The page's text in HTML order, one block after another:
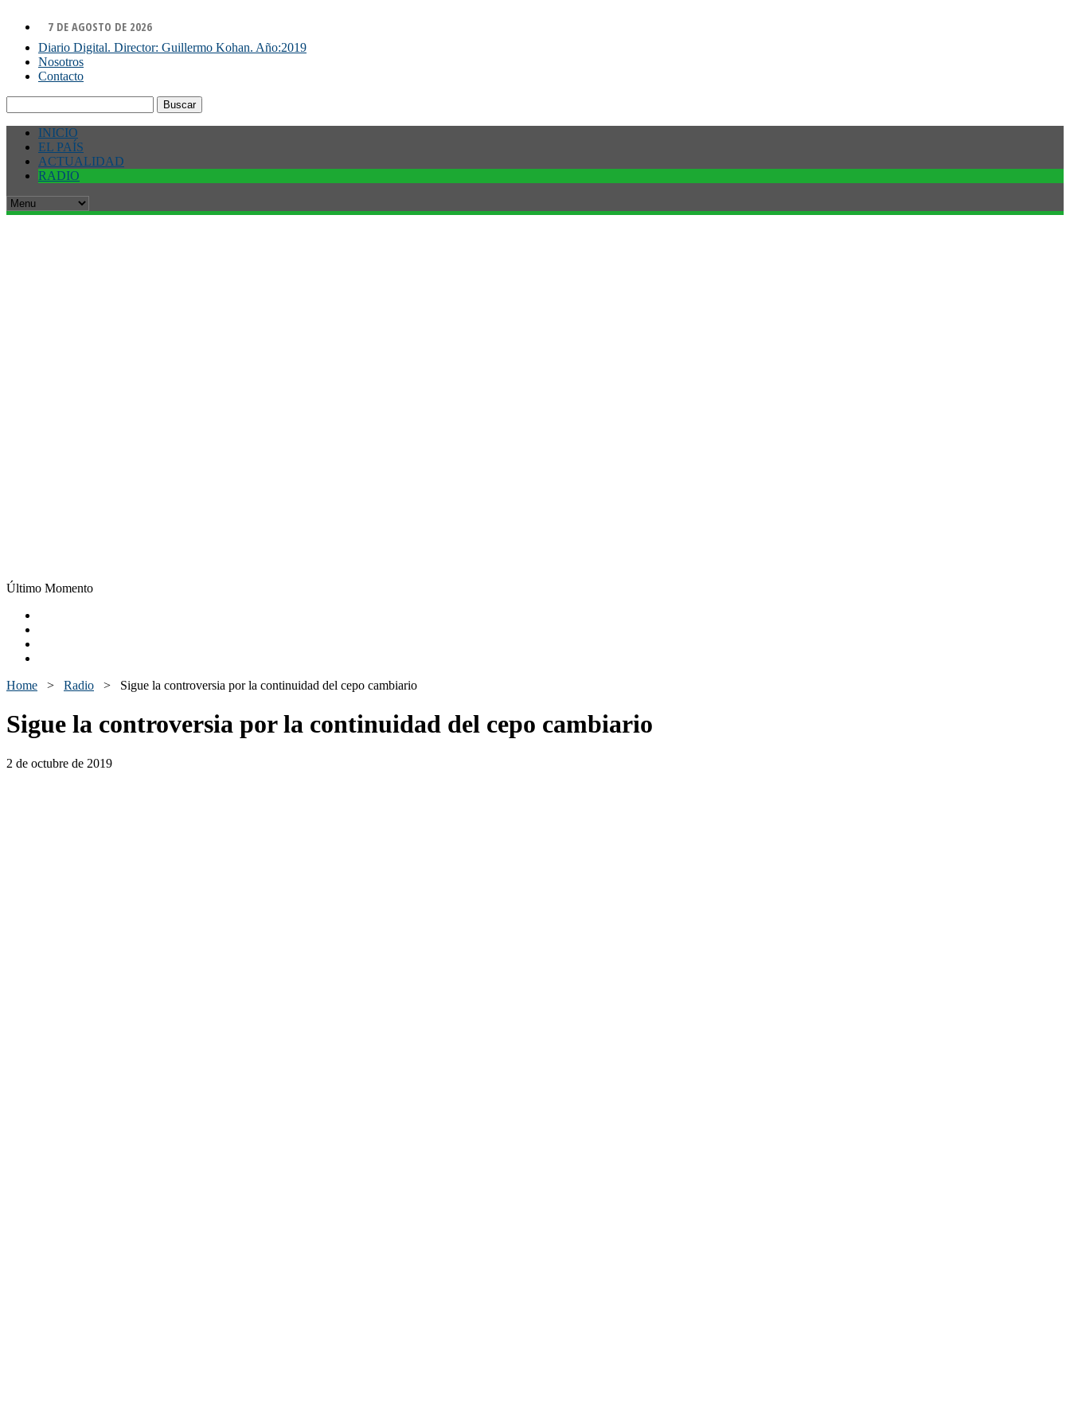
7 DE AGOSTO DE 2026
Diario Digital. Director: Guillermo Kohan. Año:2019
Nosotros
Contacto
INICIO
EL PAÍS
ACTUALIDAD
RADIO
Último Momento
Home > Radio > Sigue la controversia por la continuidad del cepo cambiario
Sigue la controversia por la continuidad del cepo cambiario
2 de octubre de 2019